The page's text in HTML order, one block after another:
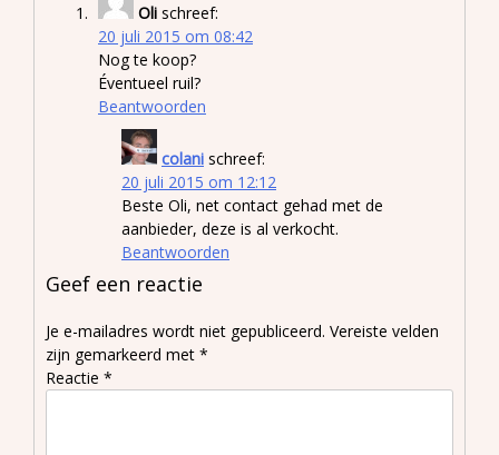
Oli schreef:
20 juli 2015 om 08:42
Nog te koop?
Éventueel ruil?
Beantwoorden
colani schreef:
20 juli 2015 om 12:12
Beste Oli, net contact gehad met de
aanbieder, deze is al verkocht.
Beantwoorden
Geef een reactie
Je e-mailadres wordt niet gepubliceerd. Vereiste velden
zijn gemarkeerd met *
Reactie *